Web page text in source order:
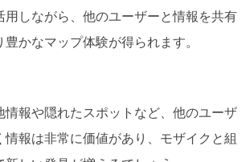
用しながら、他のユーザーと情報を共有
かなマップ体験が得られます。
情報や隠れたスポットなど、他のユーザ
情報は非常に価値があり、モザイクと組